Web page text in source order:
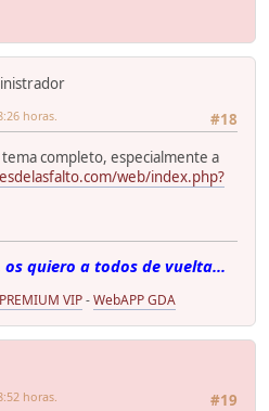
#18
horas.
completo, especialmente a
web/index.php?
quiero a todos de vuelta...
VIP-WebAPP GDA
#19
horas.